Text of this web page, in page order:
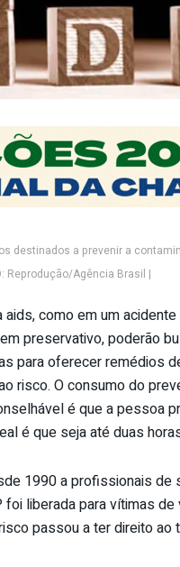
destinados a prevenir a
Reprodução/Agência Brasil |
como em um
preservativo, poderão
para oferecer remédios
risco. O consumo do
é que a pessoa
é que seja até duas
1990 a profissionais de
liberada para vítimas
passou a ter direito ao